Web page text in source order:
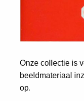
Onze collectie is
beeldmateriaal
op.